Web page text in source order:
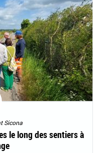
Sicona
le long des sentiers à